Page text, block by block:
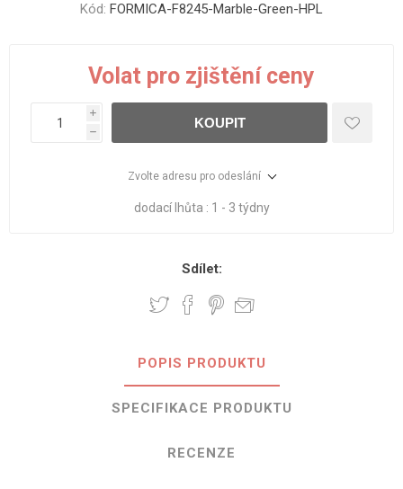
Kód: FORMICA-F8245-Marble-Green-HPL
Volat pro zjištění ceny
i
h
KOUPIT
Zvolte adresu pro odeslání
dodací lhůta : 1 - 3 týdny
Sdílet:
POPIS PRODUKTU
SPECIFIKACE PRODUKTU
RECENZE